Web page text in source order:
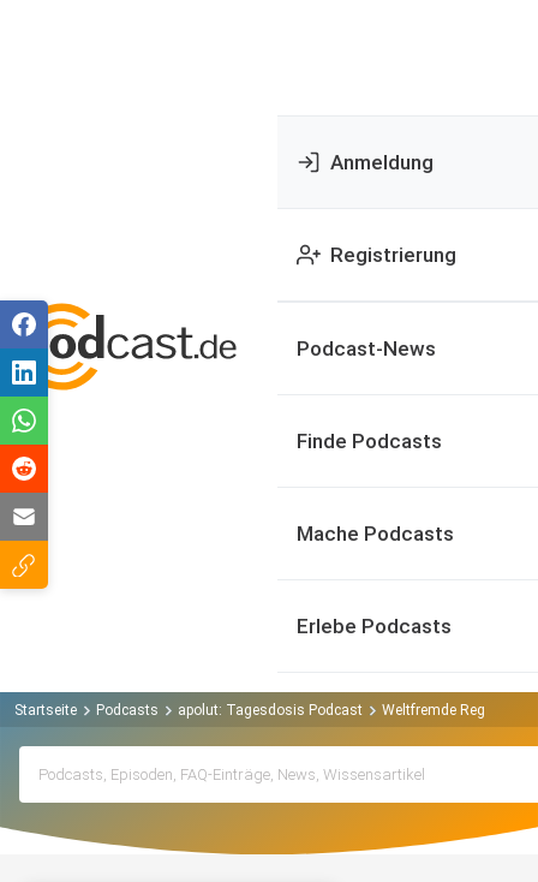
Anmeldung
Registrierung
Podcast-News
Finde Podcasts
Mache Podcasts
Erlebe Podcasts
Startseite Podcasts apolut: Tagesdosis Podcast Weltfremde